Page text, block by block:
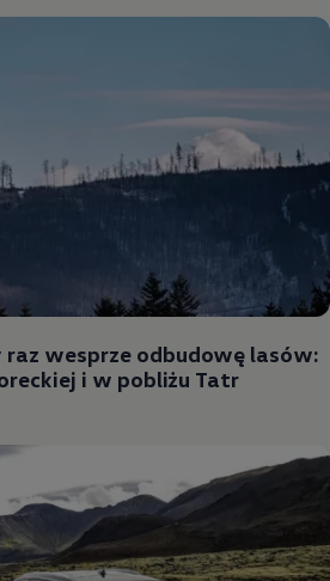
raz wesprze odbudowę lasów:
i w pobliżu Tatr